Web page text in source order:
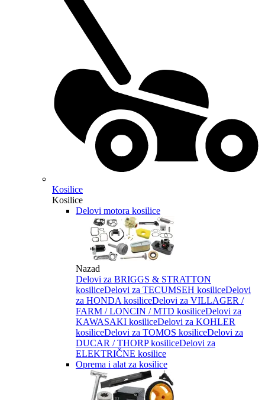
Kosilice
Kosilice
Delovi motora kosilice
Nazad
Delovi za BRIGGS & STRATTON
kosiliceDelovi za TECUMSEH kosiliceDelovi
za HONDA kosiliceDelovi za VILLAGER /
FARM / LONCIN / MTD kosiliceDelovi za
KAWASAKI kosiliceDelovi za KOHLER
kosiliceDelovi za TOMOS kosiliceDelovi za
DUCAR / THORP kosiliceDelovi za
ELEKTRIČNE kosilice
Oprema i alat za kosilice